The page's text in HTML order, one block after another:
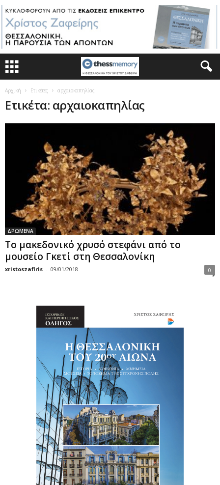
Αρχική Ετικέτες αρχαιοκαπηλίας
Ετικέτα: αρχαιοκαπηλίας
ΔΡΩΜΕΝΑ
Το μακεδονικό χρυσό στεφάνι από το
μουσείο Γκετί στη Θεσσαλονίκη
xristoszafiris - 09/01/2018 0